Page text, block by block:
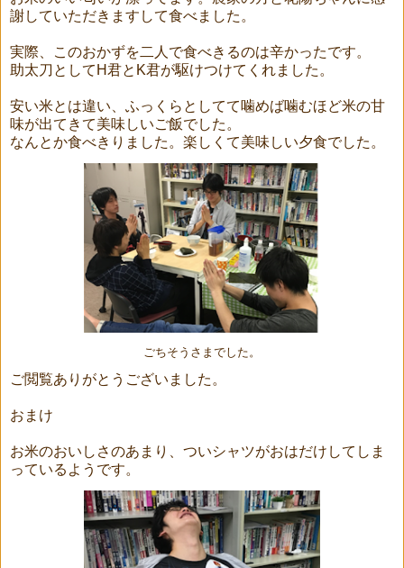
謝していただきますして食べました。
実際、このおかずを二人で食べきるのは辛かったです。
助太刀としてH君とK君が駆けつけてくれました。
安い米とは違い、ふっくらとしてて噛めば噛むほど米の甘
味が出てきて美味しいご飯でした。
なんとか食べきりました。楽しくて美味しい夕食でした。
ごちそうさまでした。
ご閲覧ありがとうございました。
おまけ
お米のおいしさのあまり、ついシャツがおはだけしてしま
っているようです。